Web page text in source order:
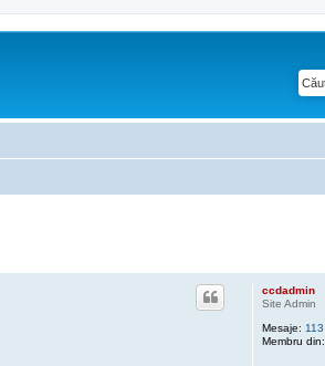
ccdadmin
Site Admin
Mesaje: 113
Membru din: